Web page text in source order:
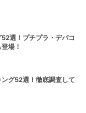
選！プチプラ・デパコ
場！
グ52選！徹底調査して